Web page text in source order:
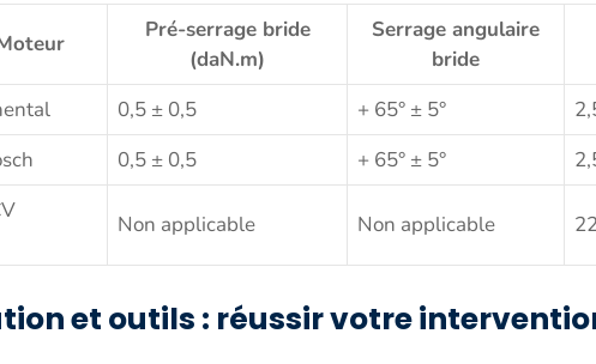
Pré-serrage bride
(daN.m)
Serrage angulaire
bride
0,5 ± 0,5 + 65° ± 5°
0,5 ± 0,5 + 65° ± 5°
Non applicable Non applicable
et outils : réussir votre